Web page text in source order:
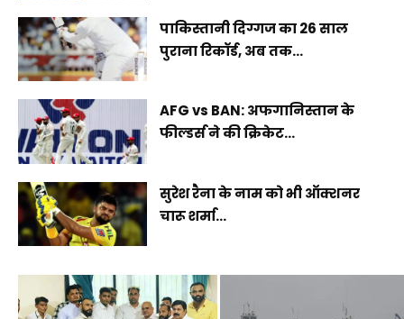
पाकिस्तानी दिग्गज का 26 साल
पुराना रिकॉर्ड, अब तक...
AFG vs BAN: अफगानिस्तान के
फील्डर्स ने की क्रिकेट...
सुरेश रैना के नाम को भी ऑक्शनर
चारू शर्मा...